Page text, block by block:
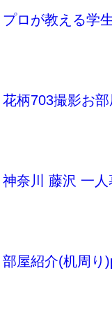
プロが教える学
花柄703撮影お部
神奈川 藤沢 一人
部屋紹介(机周り